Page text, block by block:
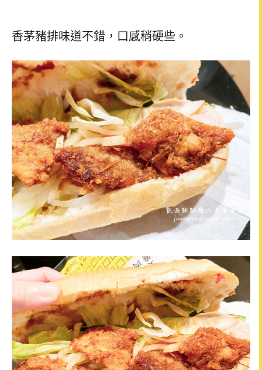
香茅豬排味道不錯，口感稍硬些。